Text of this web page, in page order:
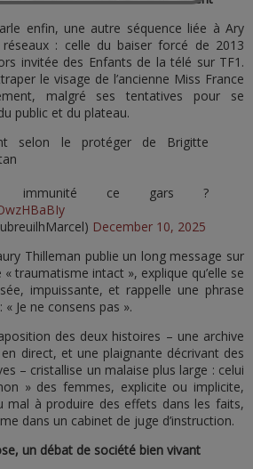
enfin, une autre séquence liée à Ary
: celle du baiser forcé de 2013
invitée des Enfants de la télé sur TF1.
le visage de l’ancienne Miss France
malgré ses tentatives pour se
public et du plateau.
selon le protéger de Brigitte
ce gars ?
December 10, 2025
Thilleman publie un long message sur
traumatisme intact », explique qu’elle se
impuissante, et rappelle une phrase
Je ne consens pas ».
des deux histoires – une archive
direct, et une plaignante décrivant des
– cristallise un malaise plus large : celui
» des femmes, explicite ou implicite,
mal à produire des effets dans les faits,
dans un cabinet de juge d’instruction.
un débat de société bien vivant